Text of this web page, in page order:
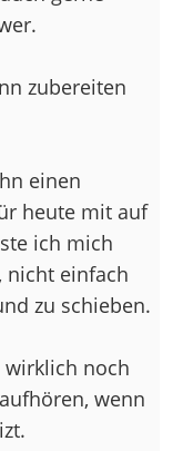
zubereiten
einen
heute mit auf
ich mich
nicht einfach
zu schieben.
wirklich noch
wenn